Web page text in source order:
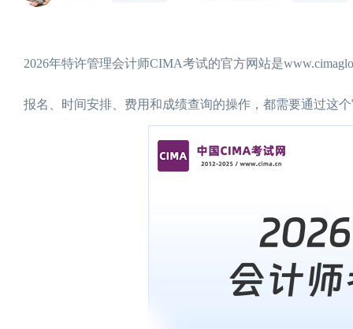
2026年特许管理会计师CIMA考试的官方网站是
报名、时间安排、费用和成绩查询的操作，都需要通过这